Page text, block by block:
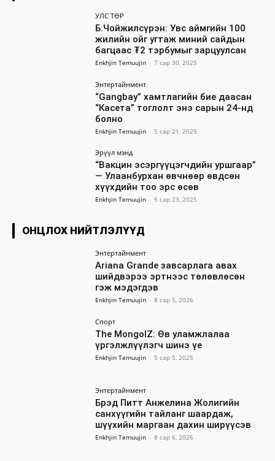
УЛС ТӨР
Б.Чойжилсүрэн: Увс аймгийн 100
жилийн ойг угтаж миний сайдын
багцаас ₮2 тэрбумыг зарцуулсан
Enkhjin Temuujin - 7 сар 30, 2025
Энтертайнмент
“Gangbay” хамтлагийн бие даасан
“Касета” тоглолт энэ сарын 24-нд
болно
Enkhjin Temuujin - 5 сар 21, 2025
Эрүүл мэнд
“Вакцин эсэргүүцэгчдийн уршгаар”
— Улаанбурхан өвчнөөр өвдсөн
хүүхдийн тоо эрс өсөв
Enkhjin Temuujin - 5 сар 23, 2025
ОНЦЛОХ НИЙТЛЭЛҮҮД
Энтертайнмент
Ariana Grande завсарлага авах
шийдвэрээ эртнээс төлөвлөсөн
гэж мэдэгдэв
Enkhjin Temuujin - 8 сар 5, 2026
Спорт
The MongolZ: Өв уламжлалаа
үргэлжлүүлэгч шинэ үе
Enkhjin Temuujin - 5 сар 5, 2025
Энтертайнмент
Брэд Питт Анжелина Жолигийн
санхүүгийн тайланг шаардаж,
шүүхийн маргаан дахин ширүүсэв
Enkhjin Temuujin - 8 сар 6, 2026